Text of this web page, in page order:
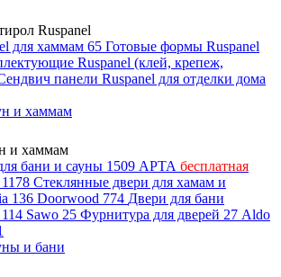
Ruspanel
для хаммам 65 Готовые формы Ruspanel
Ruspanel (клей, крепеж,
панели Ruspanel для отделки дома
и хаммам
и хаммам
бани и сауны 1509 АРТА бесплатная
1178 Стеклянные двери для хамам и
136 Doorwood 774 Двери для бани
114 Sawo 25 Фурнитура для дверей 27 Aldo
и бани